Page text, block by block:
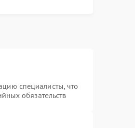
специалисты, что
обязательств